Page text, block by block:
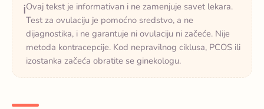
ℹ️Ovaj tekst je informativan i ne zamenjuje savet lekara.
Test za ovulaciju je pomoćno sredstvo, a ne
dijagnostika, i ne garantuje ni ovulaciju ni začeće. Nije
metoda kontracepcije. Kod nepravilnog ciklusa, PCOS ili
izostanka začeća obratite se ginekologu.